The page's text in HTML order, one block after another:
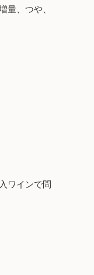
量、つや、
ワインで問